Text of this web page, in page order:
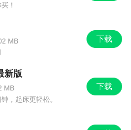
！
下载
MB
下载
新版
MB
，起床更轻松。